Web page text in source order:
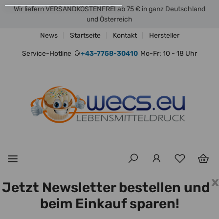
Wir liefern VERSANDKOSTENFREI ab 75 € in ganz Deutschland
und Österreich
News
Startseite Kontakt Hersteller
Service-Hotline +43-7758-30410 Mo-Fr: 10 - 18 Uhr
x
Jetzt Newsletter bestellen und
beim Einkauf sparen!